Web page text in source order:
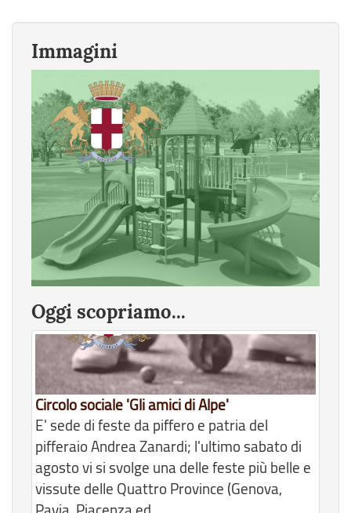
Immagini
Oggi scopriamo...
Circolo sociale 'Gli amici di Alpe'
E' sede di feste da piffero e patria del
pifferaio Andrea Zanardi; l'ultimo sabato di
agosto vi si svolge una delle feste più belle e
vissute delle Quattro Province (Genova,